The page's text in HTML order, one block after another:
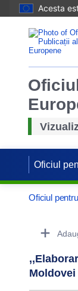
Acesta
Oficiul
Oficiul